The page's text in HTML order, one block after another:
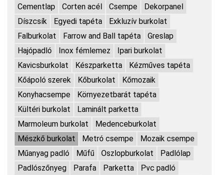
Cementlap
Corten acél Csempe
Dekorpanel
Díszcsík
Egyedi tapéta
Exkluzív burkolat
Falburkolat
Farrow and Ball tapéta
Greslap
Hajópadló
Inox fémlemez
Ipari burkolat
Kavicsburkolat
Készparketta
Kézműves tapéta
Kőápoló szerek
Kőburkolat
Kőmozaik
Konyhacsempe
Környezetbarát tapéta
Kültéri burkolat
Laminált parketta
Marmoleum burkolat
Medenceburkolat
Mészkő burkolat
Metró csempe
Mozaik csempe
Műanyag padló
Műfű Oszlopburkolat
Padlólap
Padlószőnyeg
Parafa Parketta
Pvc padló